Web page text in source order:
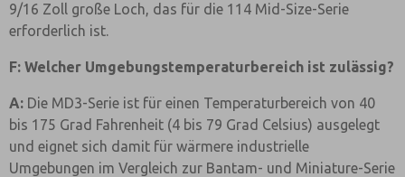
9/16 Zoll große Loch, das für die 114 Mid-Size-Serie
erforderlich ist.
F: Welcher Umgebungstemperaturbereich ist zulässig?
A: Die MD3-Serie ist für einen Temperaturbereich von 40
bis 175 Grad Fahrenheit (4 bis 79 Grad Celsius) ausgelegt
und eignet sich damit für wärmere industrielle
Umgebungen im Vergleich zur Bantam- und Miniature-Serie